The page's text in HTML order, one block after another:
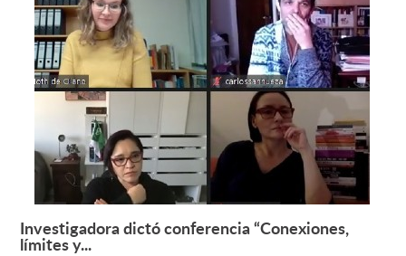
Leer más +
Investigadora dictó conferencia “Conexiones,
límites y...